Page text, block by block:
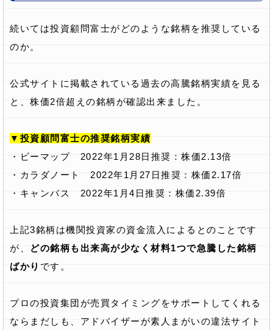
続いては投資顧問富士がどのような銘柄を推奨している
のか。
公式サイトに掲載されている過去の高騰銘柄実績を見る
と、株価2倍超えの銘柄が確認出来ました。
▼投資顧問富士の推奨銘柄実績
・ビーマップ 2022年1月28日推奨：株価2.13倍
・カラダノート 2022年1月27日推奨：株価2.17倍
・キャンバス 2022年1月4日推奨：株価2.39倍
上記3銘柄は機関投資家の資金流入によるとのことです
が、
どの銘柄も出来高が少なく材料1つで急騰した銘柄
ばかり です。
プロの投資集団が売買タイミングをサポートしてくれる
ならまだしも、アドバイザーが素人まがいの違法サイト